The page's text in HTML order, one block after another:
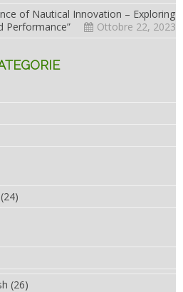
of Nautical Innovation – Exploring
Performance”
Ottobre 22, 2023
(24)
(26)